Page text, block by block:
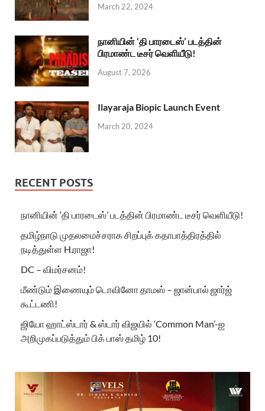
March 22, 2024
நானியின் ‘தி பாரடைஸ்’ படத்தின்
பிரமாண்ட டீசர் வெளியீடு!
August 7, 2026
Ilayaraja Biopic Launch Event
March 20, 2024
RECENT POSTS
நானியின் ‘தி பாரடைஸ்’ படத்தின் பிரமாண்ட டீசர் வெளியீடு!
தமிழ்நாடு முதலமைச்சராக சிறப்புக் கதாபாத்திரத்தில்
நடித்துள்ள H.ராஜா!
DC – விமர்சனம்!
மீண்டும் இணையும் டொவினோ தாமஸ் – ஜான்பால் ஜார்ஜ்
கூட்டணி!
ஜியோ ஹாட்ஸ்டார் & ஸ்டார் விஜயில் ‘Common Man’-ஐ
அறிமுகப்படுத்தும் பிக் பாஸ் தமிழ் 10!